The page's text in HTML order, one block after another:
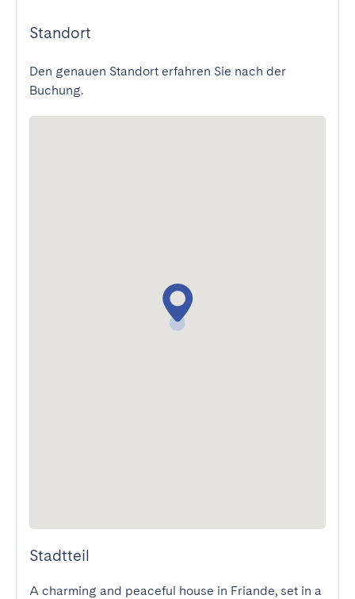
Standort
Den genauen Standort erfahren Sie nach der
Buchung.
Stadtteil
A charming and peaceful house in Friande, set in a